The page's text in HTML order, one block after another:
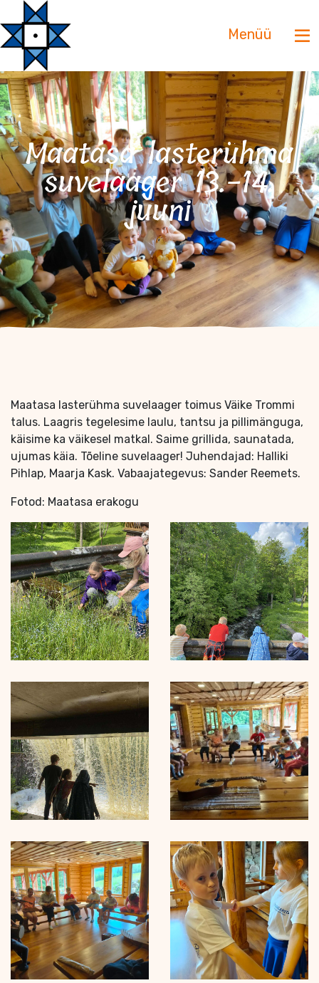
Menüü
Maatasa lasterühma
suvelaager 13.-14.
juuni
Maatasa lasterühma suvelaager toimus Väike Trommi
talus. Laagris tegelesime laulu, tantsu ja pillimänguga,
käisime ka väikesel matkal. Saime grillida, saunatada,
ujumas käia. Tõeline suvelaager! Juhendajad: Halliki
Pihlap, Maarja Kask. Vabaajategevus: Sander Reemets.
Fotod: Maatasa erakogu